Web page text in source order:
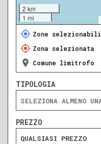
2 km
1 mi
Zone selezionabili
Zona selezionata
Comune limitrofo
TIPOLOGIA
PREZZO
QUALSIASI PREZZO